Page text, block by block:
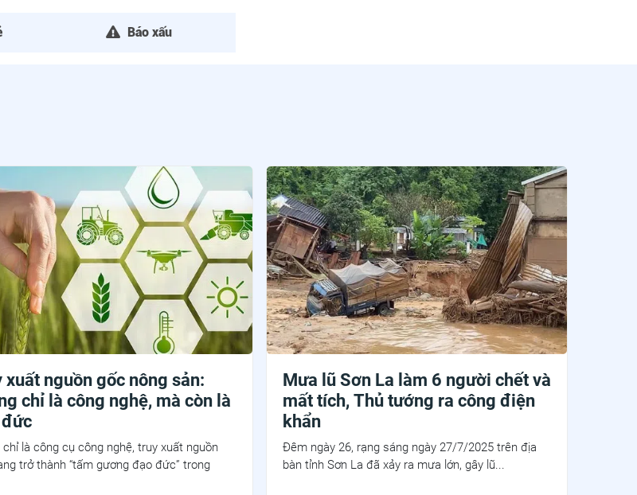
Báo xấu
xuất nguồn gốc nông sản:
chỉ là công nghệ, mà còn là
chỉ là công cụ công nghệ, truy xuất nguồn
trở thành “tấm gương đạo đức” trong
Mưa lũ Sơn La làm 6 người chết và
mất tích, Thủ tướng ra công điện
khẩn
Đêm ngày 26, rạng sáng ngày 27/7/2025 trên địa
bàn tỉnh Sơn La đã xảy ra mưa lớn, gây lũ...